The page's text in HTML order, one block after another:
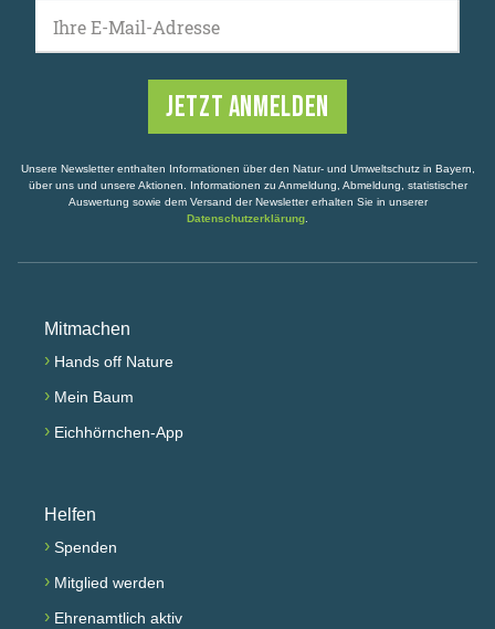
Ihre E-Mail-Adresse
Unsere Newsletter enthalten Informationen über den Natur- und Umweltschutz in Bayern,
über uns und unsere Aktionen. Informationen zu Anmeldung, Abmeldung, statistischer
Auswertung sowie dem Versand der Newsletter erhalten Sie in unserer
Datenschutzerklärung.
Mitmachen
› Hands off Nature
› Mein Baum
› Eichhörnchen-App
Helfen
› Spenden
› Mitglied werden
› Ehrenamtlich aktiv